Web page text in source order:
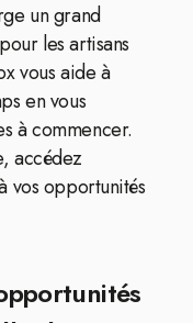
un grand
les artisans
vous aide à
en vous
à commencer.
accédez
vos opportunités